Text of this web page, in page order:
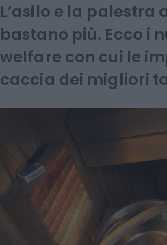
L’asilo e la palestra
bastano più. Ecco i
welfare con cui le
caccia dei migliori